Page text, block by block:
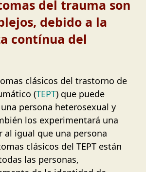
del trauma son
debido a la
contínua del
clásicos del trastorno de
(TEPT) que puede
persona heterosexual y
los experimentará una
al igual que una persona
clásicos del TEPT están
las personas,